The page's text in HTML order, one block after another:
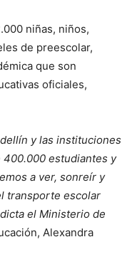
niñas, niños,
de preescolar,
que son
oficiales,
y las instituciones
400.000 estudiantes y
a ver, sonreír y
transporte escolar
el Ministerio de
Alexandra